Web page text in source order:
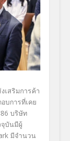
เสริมการค้า
บการที่เคย
บริษัท
บันมีผู้
มีจำนวน